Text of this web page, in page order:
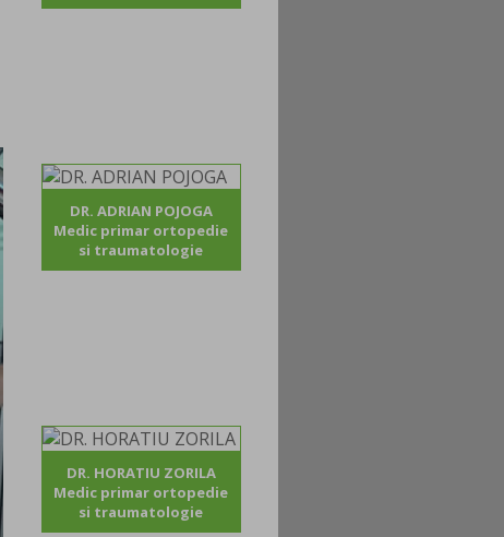
DR. ADRIAN POJOGA
Medic primar ortopedie
si traumatologie
DR. HORATIU ZORILA
Medic primar ortopedie
si traumatologie